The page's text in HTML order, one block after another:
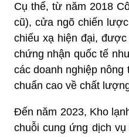
Cụ thể, từ năm 2018
cũ), cửa ngõ chiến
chiếu xạ hiện đại,
chứng nhận quốc tế
các doanh nghiệp
chuẩn cao về chất
Đến năm 2023, Kho
chuỗi cung ứng dịch